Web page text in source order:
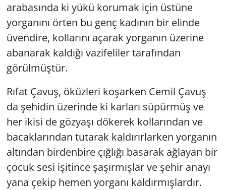
arabasında ki yükü korumak için üstüne
yorganını örten bu genç kadının bir elinde
üvendire, kollarını açarak yorganın üzerine
abanarak kaldığı vazifeliler tarafından
görülmüştür.
Rıfat Çavuş, öküzleri koşarken Cemil Çavuş
da şehidin üzerinde ki karları süpürmüş ve
her ikisi de gözyaşı dökerek kollarından ve
bacaklarından tutarak kaldırırlarken yorganın
altından birdenbire çığlığı basarak ağlayan bir
çocuk sesi işitince şaşırmışlar ve şehir anayı
yana çekip hemen yorganı kaldırmışlardır.